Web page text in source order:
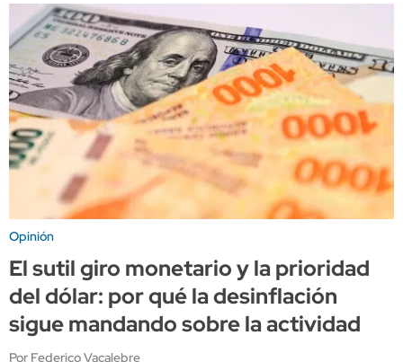
Opinión
El sutil giro monetario y la prioridad
del dólar: por qué la desinflación
sigue mandando sobre la actividad
Por Federico Vacalebre